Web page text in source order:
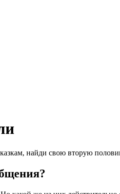
найди свою вторую